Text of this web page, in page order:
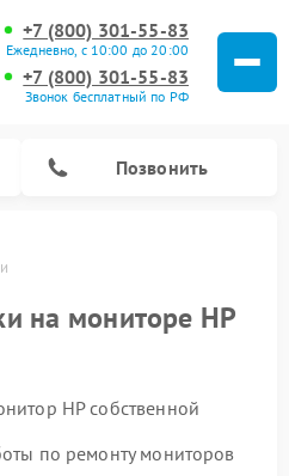
+7 (800) 301-55-83
Ежедневно, с 10:00 до 20:00
+7 (800) 301-55-83
Звонок бесплатный по РФ
Позвонить
на мониторе HP
HP собственной
по ремонту мониторов